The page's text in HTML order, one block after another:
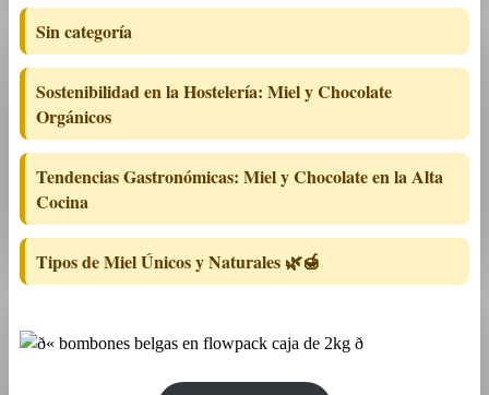
Sin categoría
Sostenibilidad en la Hostelería: Miel y Chocolate
Orgánicos
Tendencias Gastronómicas: Miel y Chocolate en la Alta
Cocina
Tipos de Miel Únicos y Naturales 🌿🍯